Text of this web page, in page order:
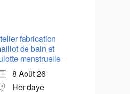
fabrication
de bain et
menstruelle
8 Août 26
Hendaye